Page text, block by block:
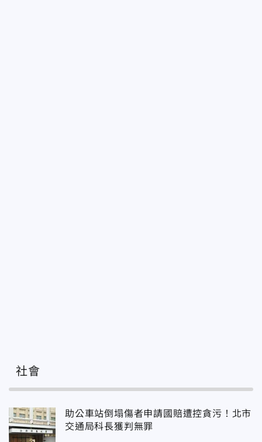
社會
助公車站倒塌傷者申請國賠遭控貪污！北市
交通局科長獲判無罪